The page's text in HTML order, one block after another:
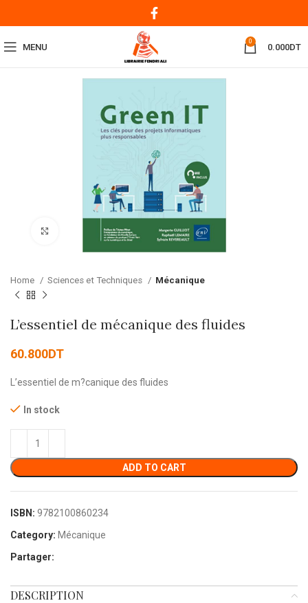
MENU
0
0.000DT
Click to enlarge
Home Sciences et Techniques Mécanique
L’essentiel de mécanique des fluides
60.800DT
L’essentiel de m?canique des fluides
In stock
ADD TO CART
ISBN: 9782100860234
Category: Mécanique
Partager:
DESCRIPTION